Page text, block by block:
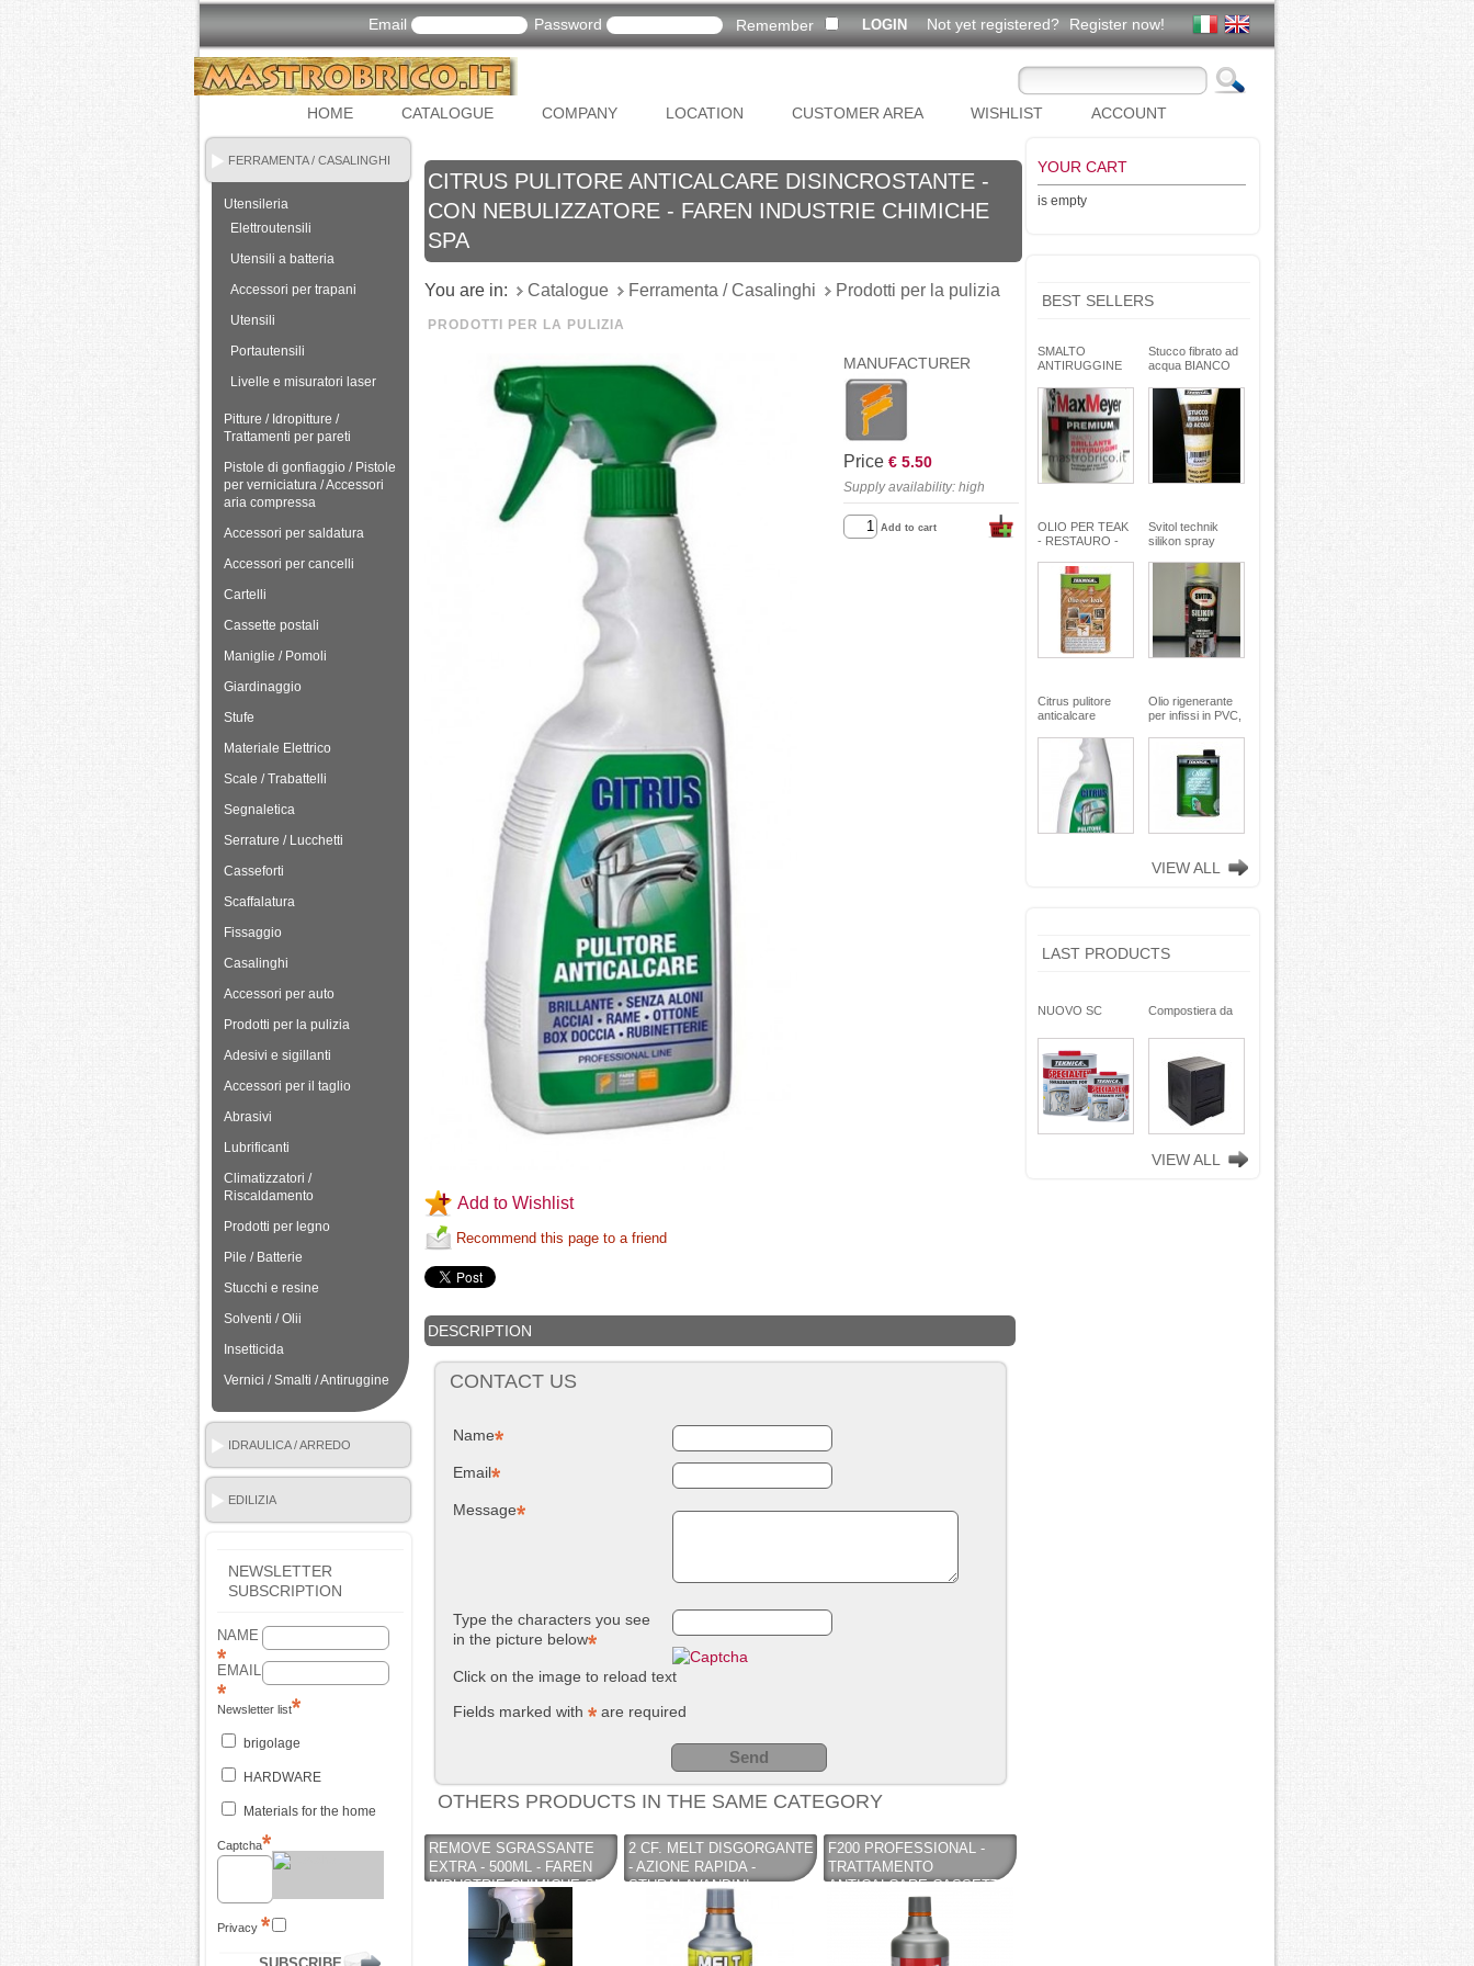
Email Password Remember Not yet registered? Register now!
HOME CATALOGUE COMPANY LOCATION CUSTOMER AREA WISHLIST ACCOUNT
FERRAMENTA / CASALINGHI
Utensileria
Elettroutensili
Utensili a batteria
Accessori per trapani
Utensili
Portautensili
Livelle e misuratori laser
Pitture / Idropitture /
Trattamenti per pareti
Pistole di gonfiaggio / Pistole
per verniciatura / Accessori
aria compressa
Accessori per saldatura
Accessori per cancelli
Cartelli
Cassette postali
Maniglie / Pomoli
Giardinaggio
Stufe
Materiale Elettrico
Scale / Trabattelli
Segnaletica
Serrature / Lucchetti
Casseforti
Scaffalatura
Fissaggio
Casalinghi
Accessori per auto
Prodotti per la pulizia
Adesivi e sigillanti
Accessori per il taglio
Abrasivi
Lubrificanti
Climatizzatori /
Riscaldamento
Prodotti per legno
Pile / Batterie
Stucchi e resine
Solventi / Olii
Insetticida
Vernici / Smalti / Antiruggine
IDRAULICA / ARREDO
BAGNO
EDILIZIA
NEWSLETTER
SUBSCRIPTION
NAME
EMAIL
Newsletter list
brigolage
HARDWARE
Materials for the home
Captcha
Privacy
CITRUS PULITORE ANTICALCARE DISINCROSTANTE -
CON NEBULIZZATORE - FAREN INDUSTRIE CHIMICHE
SPA
You are in: Catalogue Ferramenta / Casalinghi Prodotti per la pulizia
PRODOTTI PER LA PULIZIA
Add to Wishlist
Recommend this page to a friend
MANUFACTURER
Price € 5.50
Supply availability: high
Add to cart
DESCRIPTION
CONTACT US
Name
Email
Message
Type the characters you see
in the picture below
Click on the image to reload text
Fields marked with
are required
OTHERS PRODUCTS IN THE SAME CATEGORY
REMOVE SGRASSANTE
EXTRA - 500ML - FAREN
INDUSTRIE CHIMICHE SPA
2 CF. MELT DISGORGANTE
- AZIONE RAPIDA -
STURALAVANDINI
SGOMBRATUBI 750 ML -
FAREN INDUSTRIE
CHIMICHE SPA
F200 PROFESSIONAL -
TRATTAMENTO
ANTICALCARE CASSETTE
WC - 1LT - FAREN
INDUSTRIE CHIMICHE SPA
YOUR CART
is empty
BEST SELLERS
SMALTO
ANTIRUGGINE
gel - non cola -
Max Meyer
Stucco fibrato ad
acqua BIANCO
riempitivo non si
spacca -
TEKNICA
OLIO PER TEAK
- RESTAURO -
di oli pregiati -
MaxMeyer -
TEKNICA
Svitol technik
silikon spray
Citrus pulitore
anticalcare
con nebulizzatore
- faren industrie
chimiche spa
Olio rigenerante
per infissi in PVC,
TEKNICA -
TEKNICA
VIEW ALL
LAST PRODUCTS
NUOVO SC
sverniciatore
universale - tre
pini (COPY) -
TEKNICA
Compostiera da
plastica riciclata
260 Lt. nero
VIEW ALL